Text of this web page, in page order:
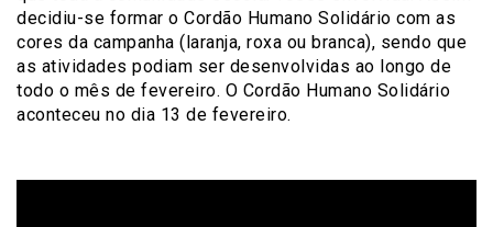
decidiu-se formar o Cordão Humano Solidário com as
cores da campanha (laranja, roxa ou branca), sendo que
as atividades podiam ser desenvolvidas ao longo de
todo o mês de fevereiro. O Cordão Humano Solidário
aconteceu no dia 13 de fevereiro.